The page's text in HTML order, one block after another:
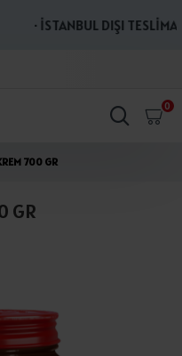
· İSTANBUL DIŞI
0
700 GR
GR